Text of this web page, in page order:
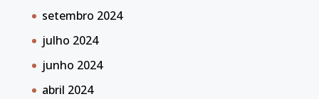
setembro 2024
julho 2024
junho 2024
abril 2024